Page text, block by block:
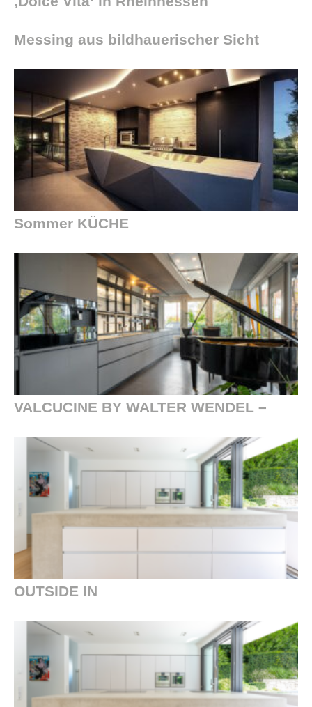
Messing aus bildhauerischer Sicht
Sommer KÜCHE
VALCUCINE BY WALTER WENDEL –
OUTSIDE IN